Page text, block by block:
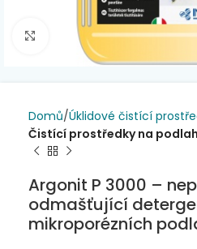
Click to enlarge
Domů Úklidové čistící
Čistící prostředky na
Argonit P 3000 –
odmašťující
mikroporézních